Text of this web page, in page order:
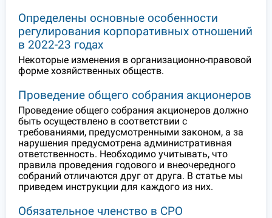
Определены основные особенности
регулирования корпоративных отношений
в 2022-23 годах
Некоторые изменения в организационно-правовой
форме хозяйственных обществ.
Проведение общего собрания акционеров
Проведение общего собрания акционеров должно
быть осуществлено в соответствии с
требованиями, предусмотренными законом, а за
нарушения предусмотрена административная
ответственность. Необходимо учитывать, что
правила проведения годового и внеочередного
собраний отличаются друг от друга. В статье мы
приведем инструкции для каждого из них.
Обязательное членство в СРО